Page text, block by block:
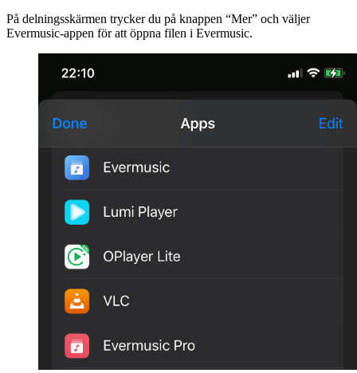
På delningsskärmen trycker du på knappen “Mer” och väljer
Evermusic-appen för att öppna filen i Evermusic.